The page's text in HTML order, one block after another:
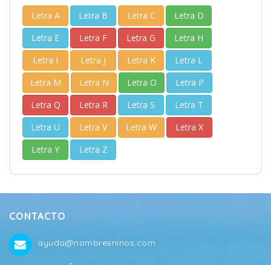
Letra A Letra B Letra C
Letra D
Letra E
Letra F Letra G
Letra H
Letra I
Letra J Letra K
Letra L
Letra M
Letra N Letra O
Letra P
Letra Q
Letra R Letra S
Letra T
Letra U
Letra V Letra W
Letra X
Letra Y
Letra Z
CONTACTO
ayuda@nombresninos.com